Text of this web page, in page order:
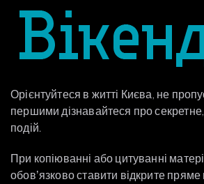
Орієнтуйтеся в житті Києва, не
першими дізнавайтеся про секретне,
подій.
При копіюванні або цитуванні
обовʼязково ставити відкрите